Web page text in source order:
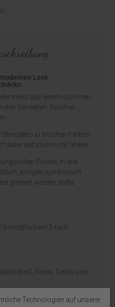
Look -
meist aus einem schönen
Servietten, frischen
in frischen Farben
dabei natürlich nicht fehlen.
Fische, in drei
bringen symbolisch
gefeiert werden sollte.
Holzfischen/2-fach
Weiß, Rosa, Türkis oder
Technologien auf unserer